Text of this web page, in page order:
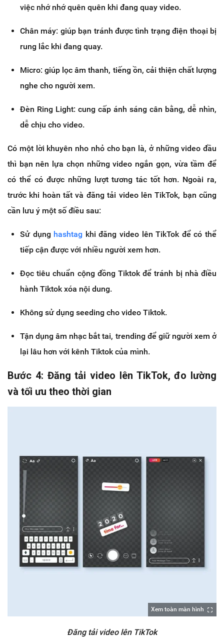
việc nhớ nhớ quên quên khi đang quay video.
Chân máy: giúp bạn tránh được tình trạng điện thoại bị
rung lắc khi đang quay.
Micro: giúp lọc âm thanh, tiếng ồn, cải thiện chất lượng
nghe cho người xem.
Đèn Ring Light: cung cấp ánh sáng cân bằng, dễ nhìn,
dễ chịu cho video.
Có một lời khuyên nho nhỏ cho bạn là, ở những video đầu
thì bạn nên lựa chọn những video ngắn gọn, vừa tầm để
có thể có được những lượt tương tác tốt hơn. Ngoài ra,
trước khi hoàn tất và đăng tải video lên TikTok, bạn cũng
cần lưu ý một số điều sau:
Sử dụng hashtag khi đăng video lên TikTok để có thể
tiếp cận được với nhiều người xem hơn.
Đọc tiêu chuẩn cộng đồng Tiktok để tránh bị nhà điều
hành Tiktok xóa nội dung.
Không sử dụng seeding cho video Tiktok.
Tận dụng âm nhạc bắt tai, trending để giữ người xem ở
lại lâu hơn với kênh Tiktok của mình.
Bước 4: Đăng tải video lên TikTok, đo lường
và tối ưu theo thời gian
Xem toàn màn hình
Đăng tải video lên TikTok